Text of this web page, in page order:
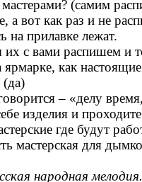
(самим
а вот как раз и не
на прилавке лежат.
их с вами распишем и
ярмарке, как
– «делу
изделия и
где будут
мастерская для
народная